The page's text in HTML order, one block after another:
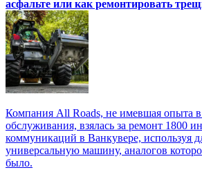
асфальте или как ремонтировать
Компания All Roads, не имевшая опыта в
обслуживания, взялась за ремонт 1800
коммуникаций в Ванкувере, используя
универсальную машину, аналогов
было.